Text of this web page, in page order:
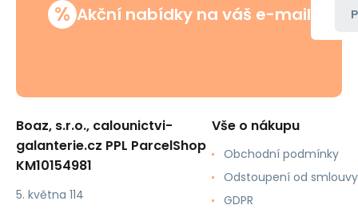
% Akční nabídky na váš e-mail
Boaz, s.r.o., calounictvi-
galanterie.cz PPL ParcelShop
KM10154981
5. května 114
Vše o nákupu
Obchodní podmínky
Odstoupení od smlouvy
GDPR